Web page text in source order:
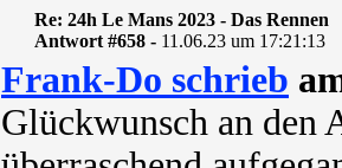
Re: 24h Le Mans 2023 - Das Rennen
Antwort #658 - 11.06.23 um 17:21:13
Frank-Do schrieb
Glückwunsch an den